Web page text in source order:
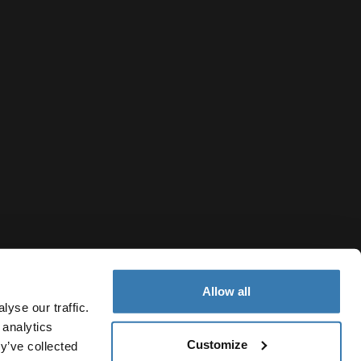
our traffic.
collected
Allow all
Customize
Evästekäytäntö Evästeasetukset Current market/